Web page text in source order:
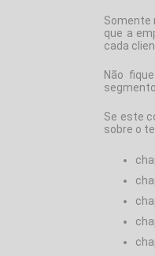
Somente
que a
cada
Não
Se este
sobre o